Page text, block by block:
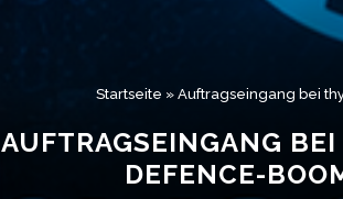
Startseite » Auftragseingang bei
AUFTRAGSEINGANG
DEFENCE-